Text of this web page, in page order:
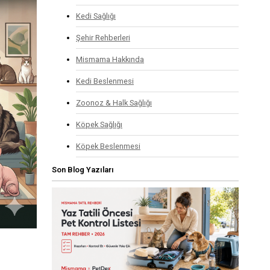
Kedi Sağlığı
Şehir Rehberleri
Mismama Hakkında
Kedi Beslenmesi
Zoonoz & Halk Sağlığı
Köpek Sağlığı
Köpek Beslenmesi
Son Blog Yazıları